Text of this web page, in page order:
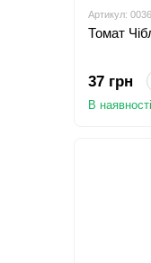
Артикул:
Томат
37 грн
В наявності